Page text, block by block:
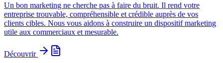
Un bon marketing ne cherche pas à faire du bruit. Il rend votre
entreprise trouvable, compréhensible et crédible auprès de vos
clients cibles. Nous vous aidons à construire un dispositif marketing
utile aux commerciaux et mesurable.
Découvrir